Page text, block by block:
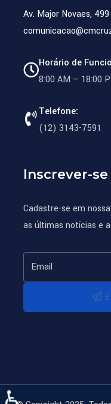
Av. Major Novaes,
Horário de
8:00 AM – 18:00
Telefone:
(12) 3143-7591
Inscrever-
Cadastre-se em
as últimas notícias e